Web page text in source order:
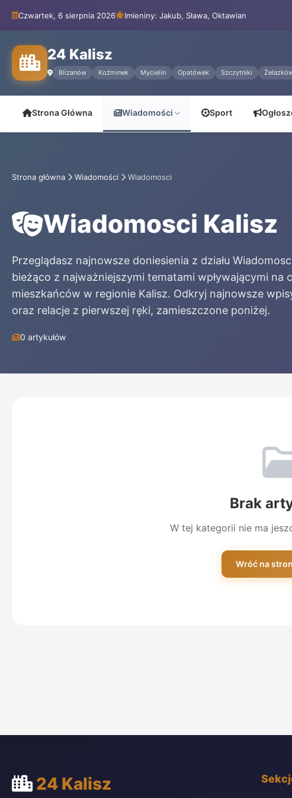
Czwartek, 6 sierpnia 2026 Imieniny: Jakub, Sława, Oktawian
24 Kalisz
Blizanów Koźminek Mycielin Opatówek Szczytniki
Strona Główna Wiadomości Sport
Strona główna Wiadomości Wiadomosci
Wiadomosci Kalisz
Przeglądasz najnowsze doniesienia z działu
bieżąco z najważniejszymi tematami wpływającymi na
mieszkańców w regionie Kalisz. Odkryj najnowsze
oraz relacje z pierwszej ręki, zamieszczone poniżej.
0 artykułów
Brak
W tej kategorii nie ma
Wróć na
24 Kalisz